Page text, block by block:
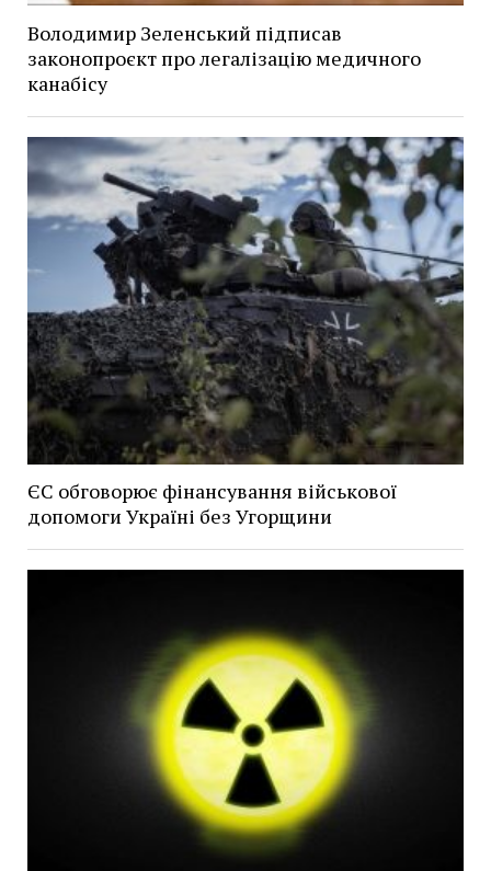
Володимир Зеленський підписав
законопроєкт про легалізацію медичного
канабісу
ЄС обговорює фінансування військової
допомоги Україні без Угорщини